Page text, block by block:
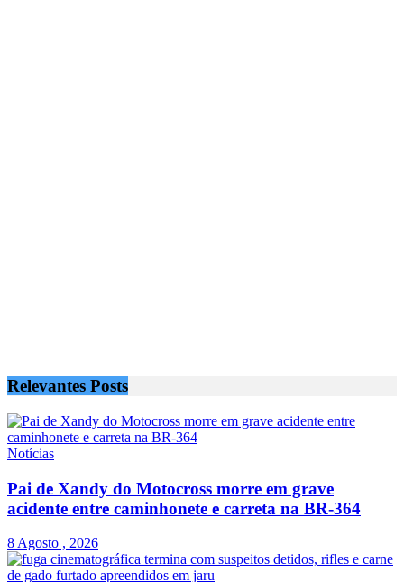
Relevantes Posts
Notícias
Pai de Xandy do Motocross morre em grave
acidente entre caminhonete e carreta na BR-364
8 Agosto , 2026